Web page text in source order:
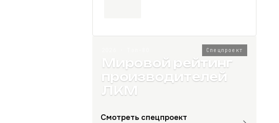
Спецпроект
Мировой рейтинг
производителей
ЛКМ
Смотреть спецпроект